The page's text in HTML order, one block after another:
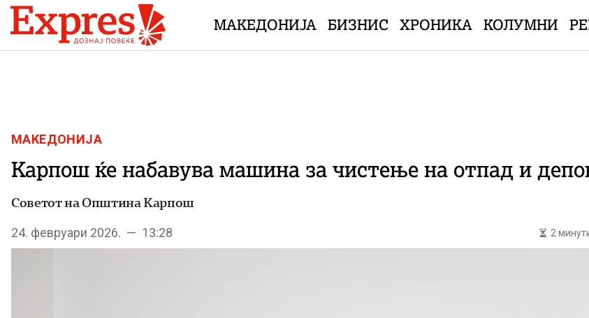
Skip to content
МАКЕДОНИЈА БИЗНИС ХРОНИКА КОЛУМНИ
МАКЕДОНИЈА
Карпош ќе набавува машина за чистење на отпад и
Советот на Општина Карпош
24. февруари 2026. — 13:28 2